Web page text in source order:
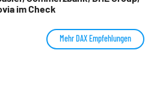
im Check
Mehr DAX Empfehlungen